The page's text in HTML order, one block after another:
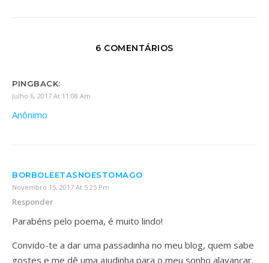
6 COMENTÁRIOS
PINGBACK:
Julho 6, 2017 At 11:08 Am
Anônimo
BORBOLEETASNOESTOMAGO
Novembro 15, 2017 At 5:25 Pm
Responder
Parabéns pelo poema, é muito lindo!
Convido-te a dar uma passadinha no meu blog, quem sabe
gostes e me dê uma ajudinha para o meu sonho alavancar.